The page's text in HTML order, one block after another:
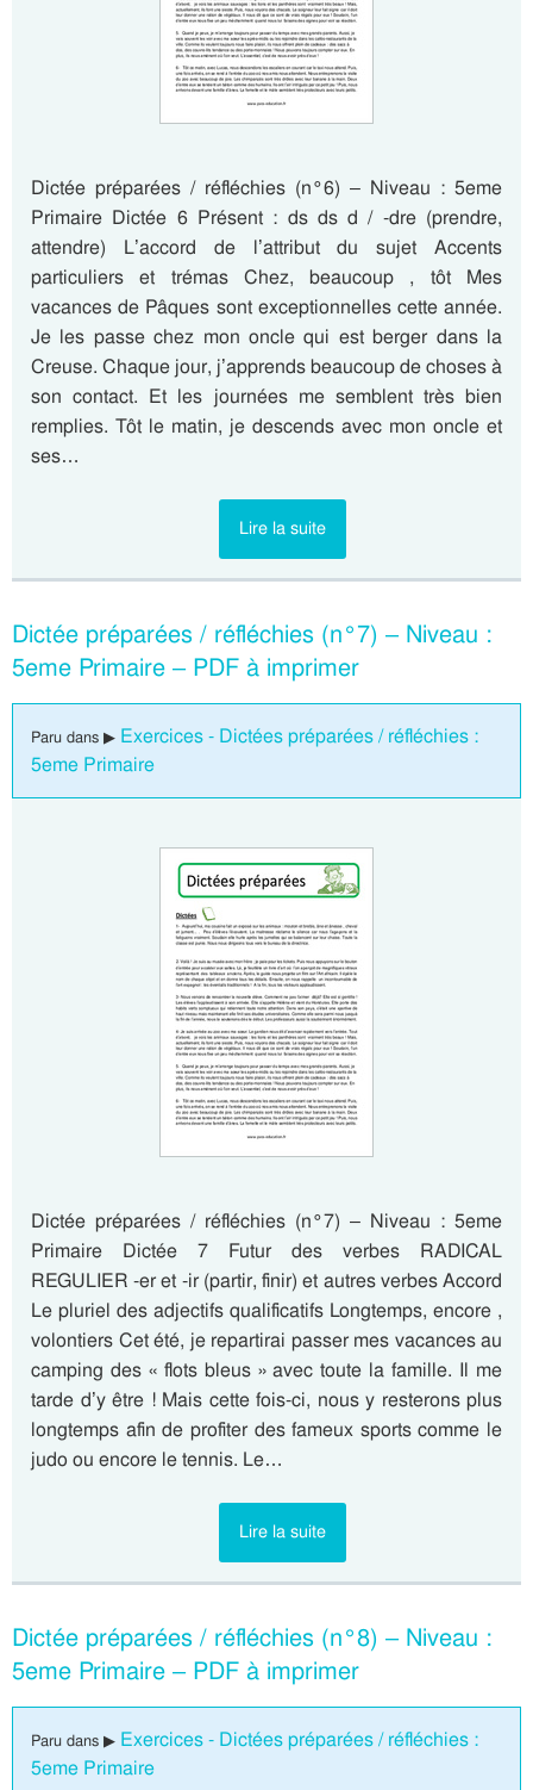
Dictée préparées / réfléchies (n°6) – Niveau : 5eme
Primaire Dictée 6 Présent : ds ds d / -dre (prendre,
attendre) L’accord de l’attribut du sujet Accents
particuliers et trémas Chez, beaucoup , tôt Mes
vacances de Pâques sont exceptionnelles cette année.
Je les passe chez mon oncle qui est berger dans la
Creuse. Chaque jour, j’apprends beaucoup de choses à
son contact. Et les journées me semblent très bien
remplies. Tôt le matin, je descends avec mon oncle et
ses…
Lire la suite
Dictée préparées / réfléchies (n°7) – Niveau :
5eme Primaire – PDF à imprimer
Paru dans ▶ Exercices - Dictées préparées / réfléchies :
5eme Primaire
Dictée préparées / réfléchies (n°7) – Niveau : 5eme
Primaire Dictée 7 Futur des verbes RADICAL
REGULIER -er et -ir (partir, finir) et autres verbes Accord
Le pluriel des adjectifs qualificatifs Longtemps, encore ,
volontiers Cet été, je repartirai passer mes vacances au
camping des « flots bleus » avec toute la famille. Il me
tarde d’y être ! Mais cette fois-ci, nous y resterons plus
longtemps afin de profiter des fameux sports comme le
judo ou encore le tennis. Le…
Lire la suite
Dictée préparées / réfléchies (n°8) – Niveau :
5eme Primaire – PDF à imprimer
Paru dans ▶ Exercices - Dictées préparées / réfléchies :
5eme Primaire